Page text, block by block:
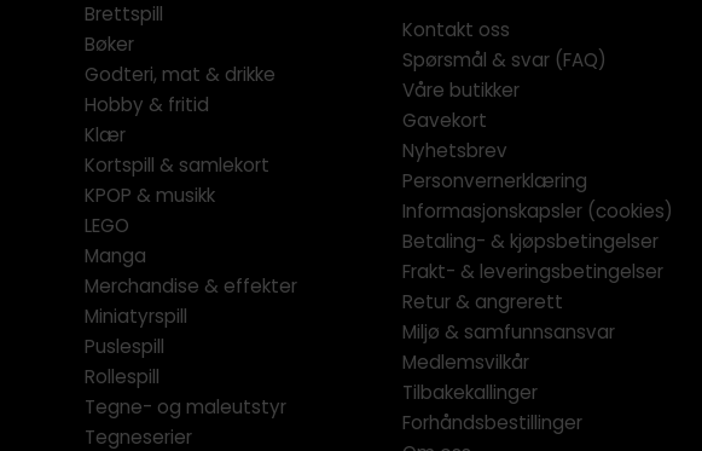
Brettspill
Bøker
Godteri, mat & drikke
Hobby & fritid
Klær
Kortspill & samlekort
KPOP & musikk
LEGO
Manga
Merchandise & effekter
Miniatyrspill
Puslespill
Rollespill
Tegne- og maleutstyr
Tegneserier
Kontakt oss
Spørsmål & svar (FAQ)
Våre butikker
Gavekort
Nyhetsbrev
Personvernerklæring
Informasjonskapsler (cookies)
Betaling- & kjøpsbetingelser
Frakt- & leveringsbetingelser
Retur & angrerett
Miljø & samfunnsansvar
Medlemsvilkår
Tilbakekallinger
Forhåndsbestillinger